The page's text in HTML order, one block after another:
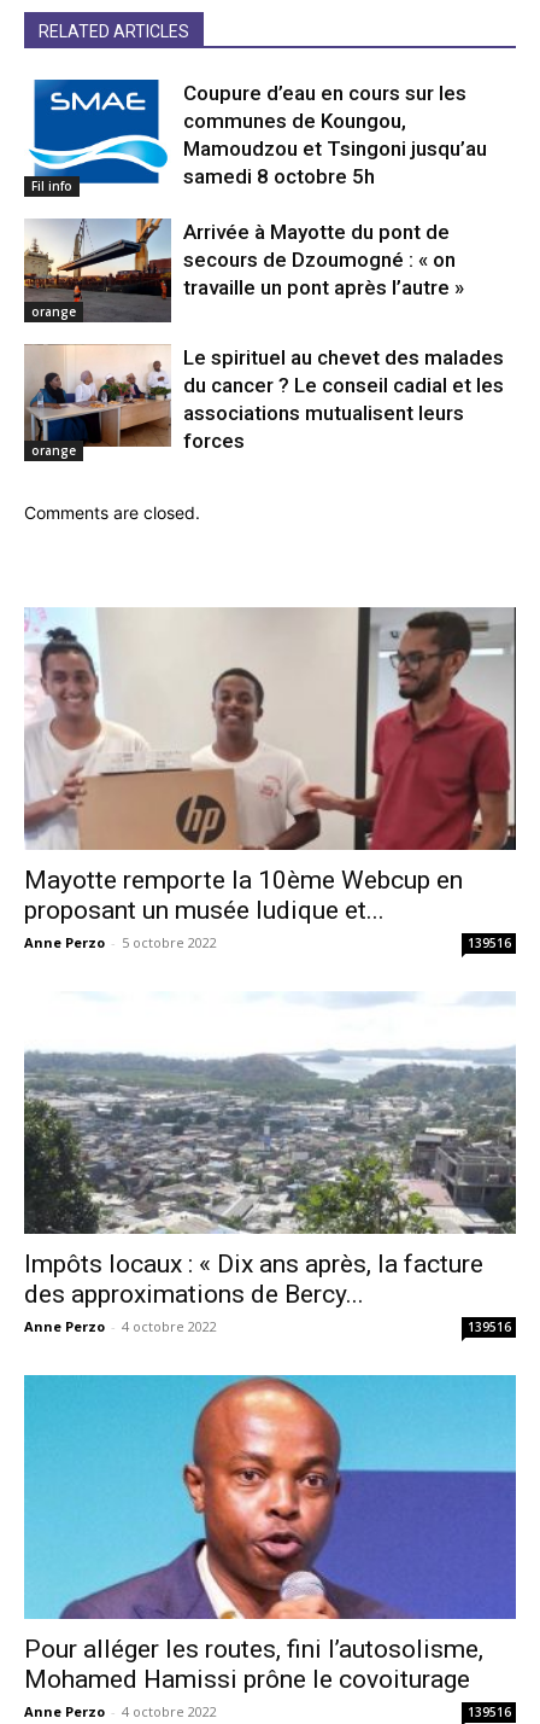
RELATED ARTICLES
Fil info
Coupure d’eau en cours sur les
communes de Koungou,
Mamoudzou et Tsingoni jusqu’au
samedi 8 octobre 5h
orange
Arrivée à Mayotte du pont de
secours de Dzoumogné : « on
travaille un pont après l’autre »
orange
Le spirituel au chevet des malades
du cancer ? Le conseil cadial et les
associations mutualisent leurs
forces
Comments are closed.
Mayotte remporte la 10ème Webcup en
proposant un musée ludique et...
Anne Perzo - 5 octobre 2022 139516
Impôts locaux : « Dix ans après, la facture
des approximations de Bercy...
Anne Perzo - 4 octobre 2022 139516
Pour alléger les routes, fini l’autosolisme,
Mohamed Hamissi prône le covoiturage
Anne Perzo - 4 octobre 2022 139516